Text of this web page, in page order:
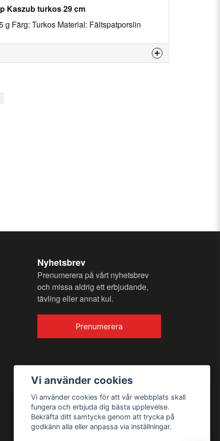
Kaszub turkos 29 cm
g Färg: Turkos Material: Fältspatporslin
Skicka frågaNyhetsbrev
Prenumerera på vårt nyhetsbrev
och missa aldrig ett erbjudande,
tävling eller annat kul.
Prenumerera
Vi använder cookies
Vi använder cookies för att vår webbplats skall
fungera och erbjuda dig bästa upplevelse.
Bekräfta ditt samtycke genom att trycka på
godkänn alla eller anpassa via inställningar.